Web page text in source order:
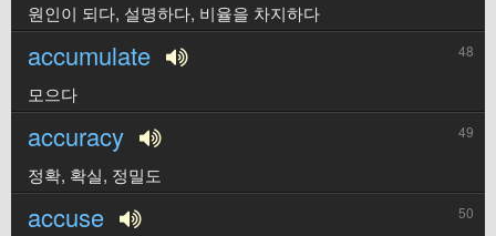
원인이 되다, 설명하다, 비율을 차지하다
accumulate 48
모으다
accuracy 49
정확, 확실, 정밀도
accuse 50